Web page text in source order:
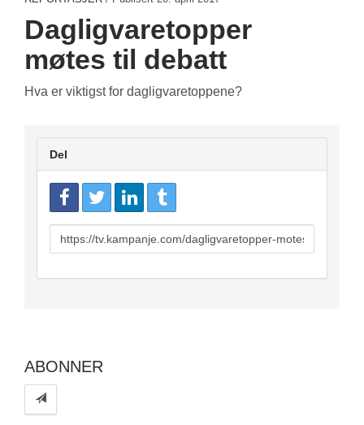
Dagligvaretopper
møtes til debatt
Hva er viktigst for dagligvaretoppene?
Del
URL
to
ABONNER